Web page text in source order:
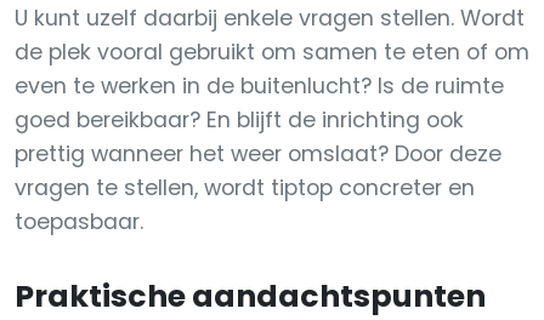
U kunt uzelf daarbij enkele vragen stellen. Wordt
de plek vooral gebruikt om samen te eten of om
even te werken in de buitenlucht? Is de ruimte
goed bereikbaar? En blijft de inrichting ook
prettig wanneer het weer omslaat? Door deze
vragen te stellen, wordt tiptop concreter en
toepasbaar.
Praktische aandachtspunten